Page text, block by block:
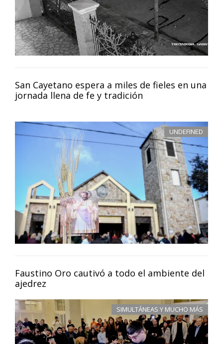
San Cayetano espera a miles de fieles en una
jornada llena de fe y tradición
UNDEFINED
Faustino Oro cautivó a todo el ambiente del
ajedrez
SIMULTÁNEAS Y MUCHO MÁS